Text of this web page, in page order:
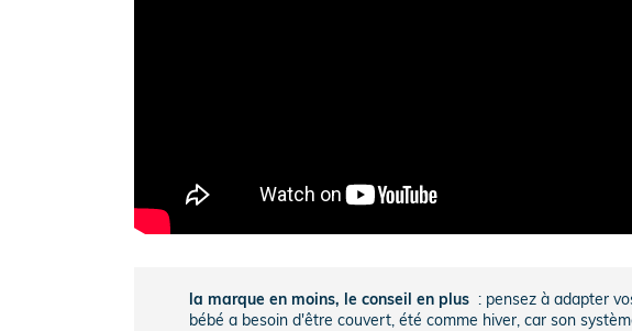
la marque en moins, le conseil en plus : pensez à adapter
bébé a besoin d'être couvert, été comme hiver, car son